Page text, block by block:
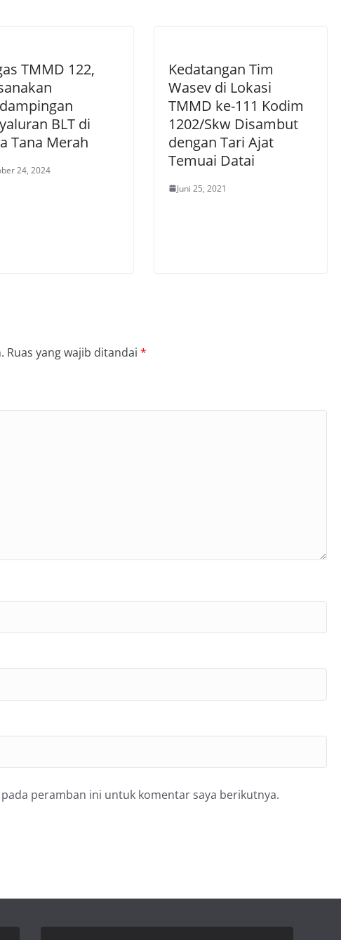
TMMD 122,
BLT di
Tana Merah
24, 2024
Kedatangan Tim
Wasev di Lokasi
TMMD ke-111 Kodim
1202/Skw Disambut
dengan Tari Ajat
Temuai Datai
Juni 25, 2021
Ruas yang wajib ditandai *
peramban ini untuk komentar saya berikutnya.